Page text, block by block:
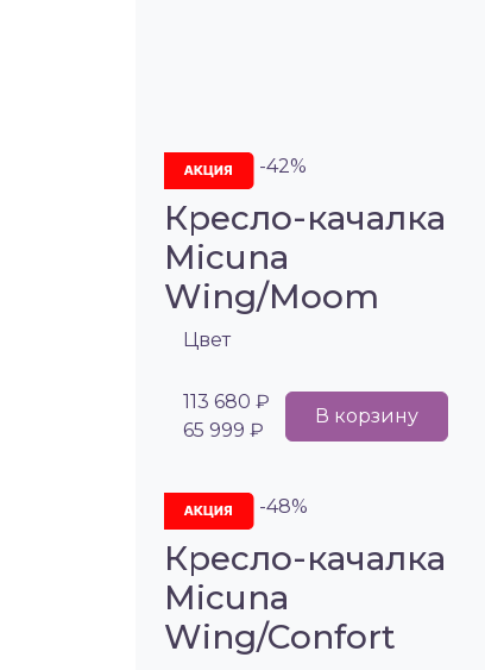
-42%
Кресло-качалка
Micuna
Wing/Moom
Цвет
113 680 ₽
65 999 ₽
В корзину
-48%
Кресло-качалка
Micuna
Wing/Confort